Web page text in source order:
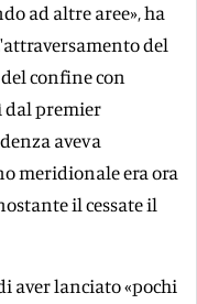
ad altre aree», ha
del
confine con
dal premier
aveva
meridionale era ora
il cessate il
aver lanciato «pochi